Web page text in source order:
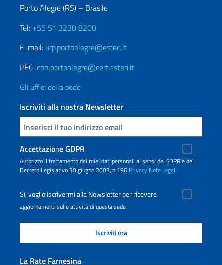
Porto Alegre (RS) – Brasile
Tel: +55 51 3230 8200
E-mail: urp.portoalegre@esteri.it
PEC: con.portoalegre@cert.esteri.it
Gli uffici della sede
Iscriviti alla nostra Newsletter
Inserisci la tua email
Accettazione GDPR
Autorizzo il trattamento dei miei dati personali ai sensi del GDPR e del
Decreto Legislativo 30 giugno 2003, n.196 Privacy Note Legali
Sì, voglio iscrivermi alla Newsletter per ricevere
aggiornamenti sulle attività di questa sede
La Rate Farnesina